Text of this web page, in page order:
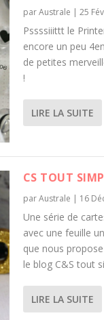
parAustrale | 25
Pssssiiittt le
encore un peu
de petites
!
LIRE LA SUITE
CS TOUT
parAustrale | 16
Une série de
avec une feuille
que nous
le blog C&S tout
LIRE LA SUITE